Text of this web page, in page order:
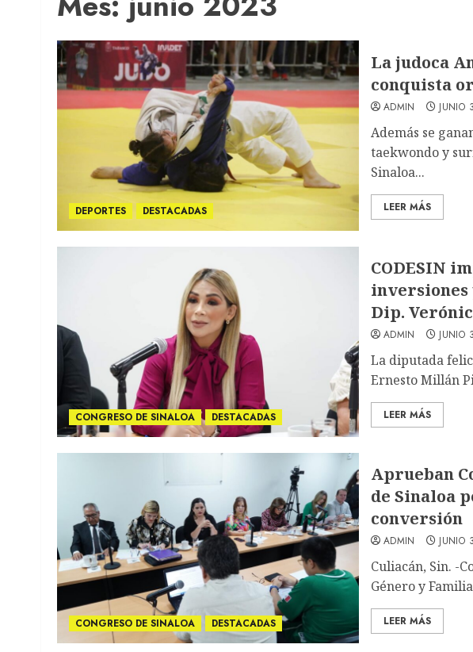
DEPORTES DESTACADAS
La judoca
conquista
ADMIN JUNIO
Además se
taekwondo y
Sinaloa...
LEER MÁS
CONGRESO DE SINALOA DESTACADAS
CODESIN
inversiones
Dip.
ADMIN JUNIO
La diputada
Ernesto Millán
LEER MÁS
CONGRESO DE SINALOA DESTACADAS
Aprueban
de Sinaloa
conversión
ADMIN JUNIO
Culiacán, Sin. -
Género y
LEER MÁS